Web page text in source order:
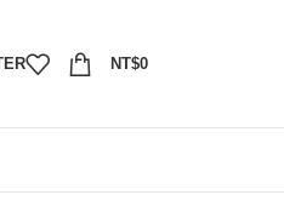
NT$0